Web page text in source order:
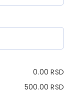
0.00RSD
500.00RSD